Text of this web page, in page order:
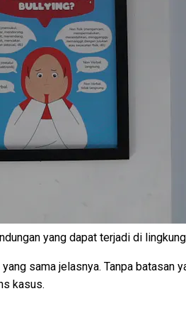
yang dapat terjadi di
yang sama jelasnya. Tanpa
kasus.